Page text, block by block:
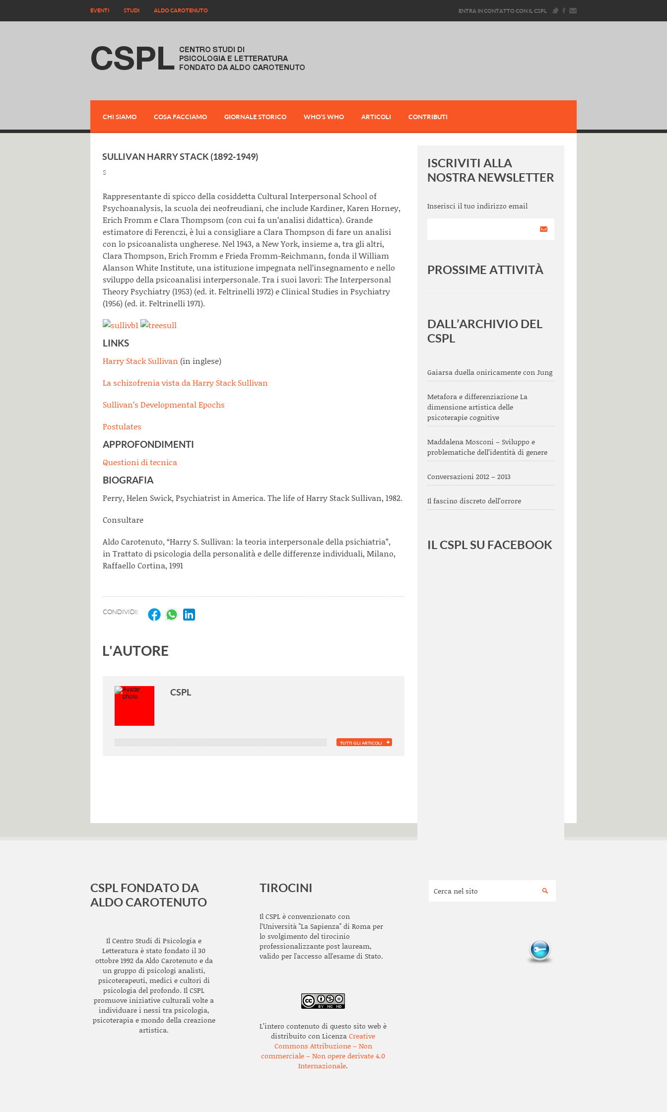
EVENTI STUDI ALDO CAROTENUTO ENTRA IN CONTATTO CON IL CSPL
CHI SIAMO COSA FACCIAMO GIORNALE STORICO WHO’S WHO ARTICOLI CONTRIBUTI
SULLIVAN HARRY STACK (1892-1949)
S
Rappresentante di spicco della cosiddetta Cultural Interpersonal School of
Psychoanalysis, la scuola dei neofreudiani, che include Kardiner, Karen Horney,
Erich Fromm e Clara Thompsom (con cui fa un’analisi didattica). Grande
estimatore di Ferenczi, è lui a consigliare a Clara Thompson di fare un analisi
con lo psicoanalista ungherese. Nel 1943, a New York, insieme a, tra gli altri,
Clara Thompson, Erich Fromm e Frieda Fromm-Reichmann, fonda il William
Alanson White Institute, una istituzione impegnata nell’insegnamento e nello
sviluppo della psicoanalisi interpersonale. Tra i suoi lavori: The Interpersonal
Theory Psychiatry (1953) (ed. it. Feltrinelli 1972) e Clinical Studies in Psychiatry
(1956) (ed. it. Feltrinelli 1971).
LINKS
Harry Stack Sullivan (in inglese)
La schizofrenia vista da Harry Stack Sullivan
Sullivan’s Developmental Epochs
Postulates
APPROFONDIMENTI
Questioni di tecnica
BIOGRAFIA
Perry, Helen Swick, Psychiatrist in America. The life of Harry Stack Sullivan, 1982.
Consultare
Aldo Carotenuto, “Harry S. Sullivan: la teoria interpersonale della psichiatria”,
in Trattato di psicologia della personalità e delle differenze individuali, Milano,
Raffaello Cortina, 1991
CONDIVIDI:
L'AUTORE
CSPL
TUTTI GLI ARTICOLI
ISCRIVITI ALLA
NOSTRA NEWSLETTER
Inserisci il tuo indirizzo email
PROSSIME ATTIVITÀ
DALL’ARCHIVIO DEL
CSPL
Gaiarsa duella oniricamente con Jung
Metafora e differenziazione La
dimensione artistica delle
psicoterapie cognitive
Maddalena Mosconi – Sviluppo e
problematiche dell’identità di genere
Conversazioni 2012 – 2013
Il fascino discreto dell’orrore
IL CSPL SU FACEBOOK
CSPL FONDATO DA
ALDO CAROTENUTO
Il Centro Studi di Psicologia e
Letteratura è stato fondato il 30
ottobre 1992 da Aldo Carotenuto e da
un gruppo di psicologi analisti,
psicoterapeuti, medici e cultori di
psicologia del profondo. Il CSPL
promuove iniziative culturali volte a
individuare i nessi tra psicologia,
psicoterapia e mondo della creazione
artistica.
TIROCINI
Il CSPL è convenzionato con
l’Università "La Sapienza" di Roma per
lo svolgimento del tirocinio
professionalizzante post lauream,
valido per l'accesso all'esame di Stato.
L’intero contenuto di questo sito web è
distribuito con LicenzaCreative
Commons Attribuzione – Non
commerciale – Non opere derivate 4.0
Internazionale.